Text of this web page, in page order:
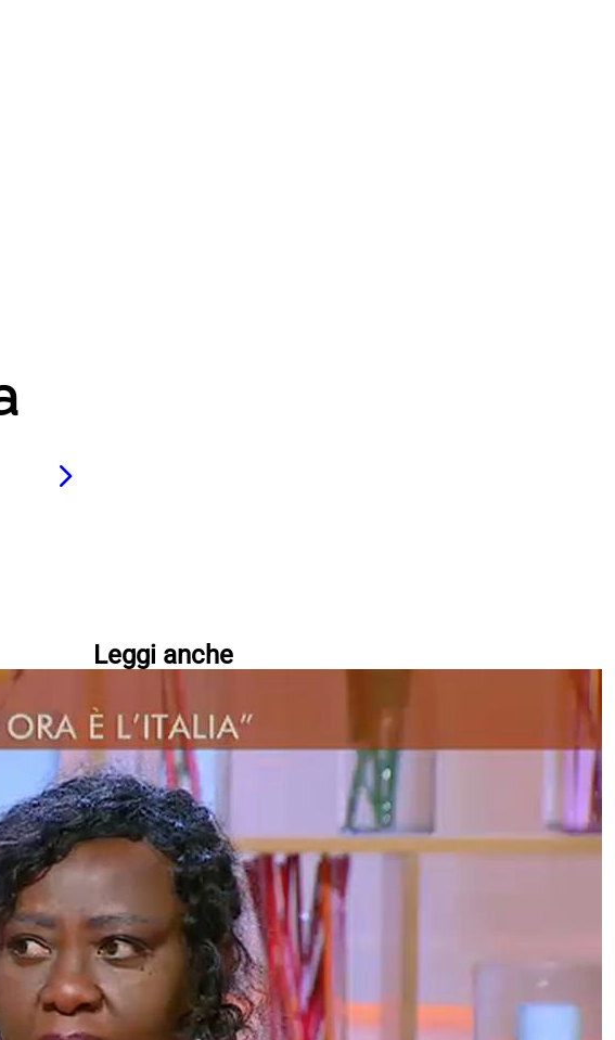
Leggi anche
Sorpasso a destra, quando
potrebbe diventare consentito? In
studio nuove regole del codice
della strada